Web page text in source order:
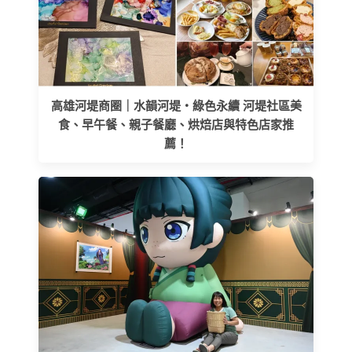
高雄河堤商圈｜水韻河堤‧綠色永續 河堤社區美
食、早午餐、親子餐廳、烘焙店與特色店家推
薦！